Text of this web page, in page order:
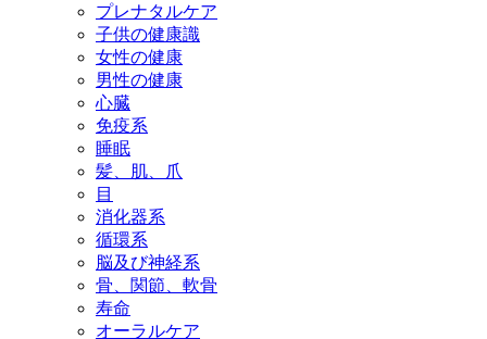
プレナタルケア
子供の健康識
女性の健康
男性の健康
心臓
免疫系
睡眠
髪、肌、爪
目
消化器系
循環系
脳及び神経系
骨、関節、軟骨
寿命
オーラルケア